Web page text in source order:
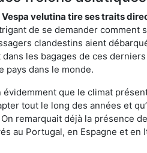
Vespa velutina tire ses traits
de se demander comment
clandestins aient
dans les bagages de ces
pays dans le monde.
que le climat
tout le long des années et
remarquait déjà la présence
au Portugal, en Espagne et en